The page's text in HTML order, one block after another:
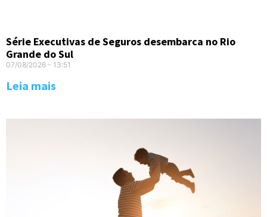
Série Executivas de Seguros desembarca no Rio
Grande do Sul
07/08/2026 13:51
Leia mais